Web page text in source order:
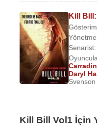
Kill
Senarist:
Daryl
Svenson
Kill Bill Vol1 İçin